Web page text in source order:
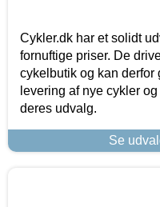
Cykler.dk har et solidt
fornuftige priser. De
cykelbutik og kan derfor
levering af nye cykler
deres udvalg.
Se